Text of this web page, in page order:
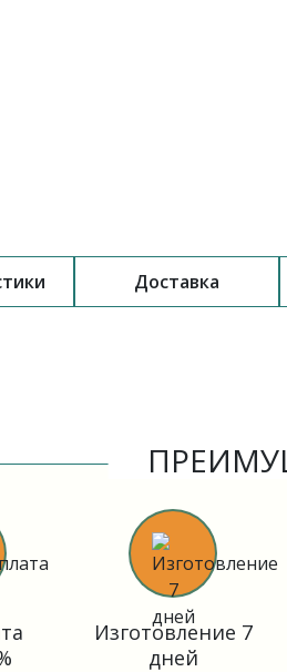
Доставка
Изготовление 7
дней